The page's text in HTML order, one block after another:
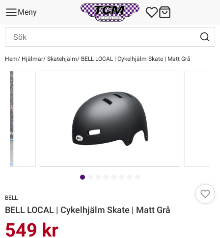
Meny
Hem Hjälmar Skatehjälm BELL LOCAL | Cykelhjälm Skate | Matt Grå
BELL
BELL LOCAL | Cykelhjälm Skate | Matt Grå
549 kr